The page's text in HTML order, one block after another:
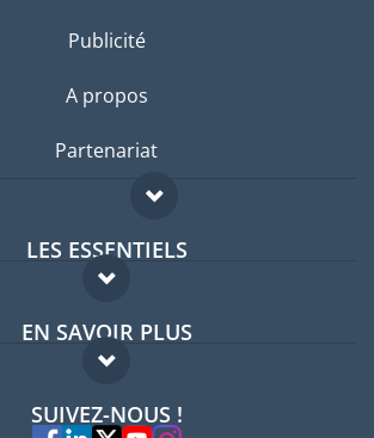
Publicité
A propos
Partenariat
LES ESSENTIELS
Forum expatriés
Guides pays
EN SAVOIR PLUS
FAQ
Experts
SUIVEZ-NOUS !